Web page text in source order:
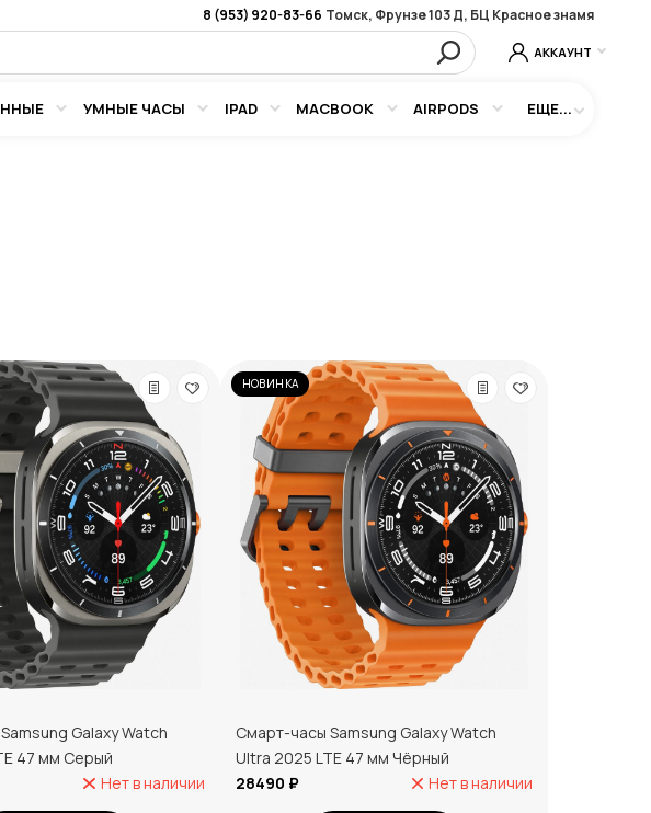
8 (953) 920-83-66 Томск, Фрунзе 103 Д, БЦ Красное знамя
АККАУНТ
УМНЫЕ ЧАСЫ IPAD MACBOOK AIRPODS ЕЩЕ...
Galaxy Watch
47 мм Серый
Нет в наличии
НОВИНКА
Смарт-часы Samsung Galaxy Watch
Ultra 2025 LTE 47 мм Чёрный
28490 ₽
Нет в наличии